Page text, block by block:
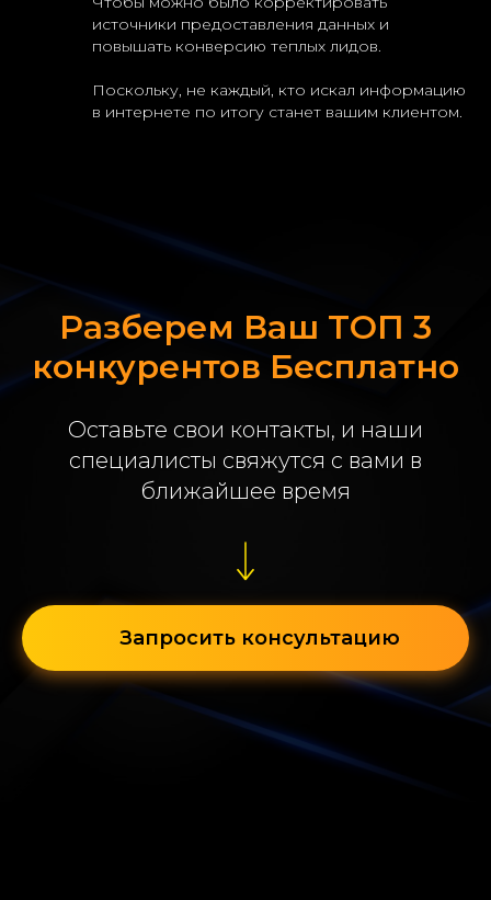
источники предоставления данных и
повышать конверсию теплых лидов.
Поскольку, не каждый, кто искал информацию
в интернете по итогу станет вашим клиентом.
Разберем Ваш ТОП 3
конкурентов Бесплатно
Оставьте свои контакты, и наши
специалисты свяжутся с вами в
ближайшее время
Запросить консультацию